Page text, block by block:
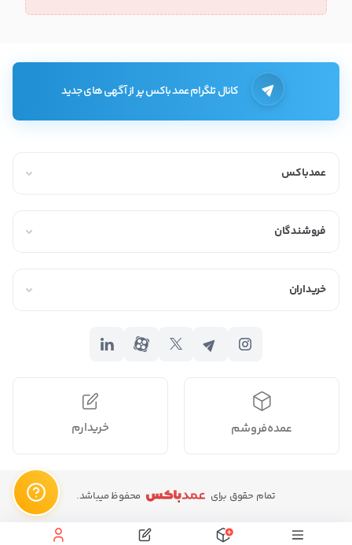
کانال تلگرام عمد باکس پر از آگهی های جدید
عمدباکس
فروشندگان
خریداران
عمده‌فروشم خریدارم
تمام حقوق برای محفوظ میباشد.